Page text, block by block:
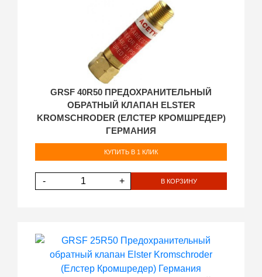
GRSF 40R50 ПРЕДОХРАНИТЕЛЬНЫЙ
ОБРАТНЫЙ КЛАПАН ELSTER
KROMSCHRODER (ЕЛСТЕР КРОМШРЕДЕР)
ГЕРМАНИЯ
КУПИТЬ В 1 КЛИК
- + В КОРЗИНУ